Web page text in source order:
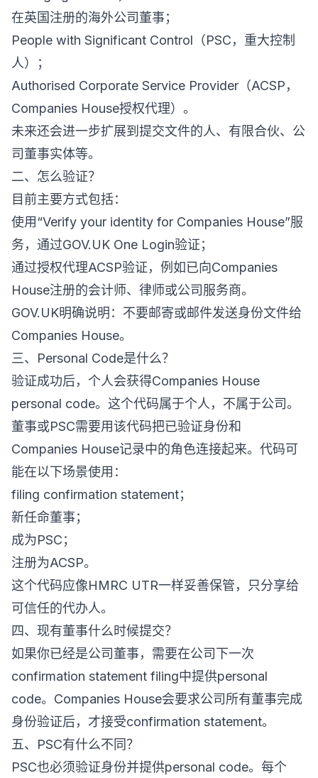
在英国注册的海外公司董事；
People with Significant Control（PSC，重大控制
人）；
Authorised Corporate Service Provider（ACSP，
Companies House授权代理）。
未来还会进一步扩展到提交文件的人、有限合伙、公
司董事实体等。
二、怎么验证？
目前主要方式包括：
使用“Verify your identity for Companies House”服
务，通过GOV.UK One Login验证；
通过授权代理ACSP验证，例如已向Companies
House注册的会计师、律师或公司服务商。
GOV.UK明确说明：不要邮寄或邮件发送身份文件给
Companies House。
三、Personal Code是什么？
验证成功后，个人会获得Companies House
personal code。这个代码属于个人，不属于公司。
董事或PSC需要用该代码把已验证身份和
Companies House记录中的角色连接起来。代码可
能在以下场景使用：
filing confirmation statement；
新任命董事；
成为PSC；
注册为ACSP。
这个代码应像HMRC UTR一样妥善保管，只分享给
可信任的代办人。
四、现有董事什么时候提交？
如果你已经是公司董事，需要在公司下一次
confirmation statement filing中提供personal
code。Companies House会要求公司所有董事完成
身份验证后，才接受confirmation statement。
五、PSC有什么不同？
PSC也必须验证身份并提供personal code。每个